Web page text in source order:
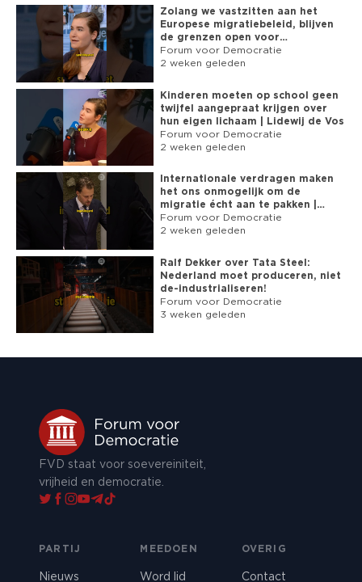
https://www.youtube.com/channel/UC9H9K7oSpte0uWBofdW4UiA?
sub_confirmation=1
Zolang we vastzitten aan het
Europese migratiebeleid, blijven
de grenzen open voor
asielzoekers
Forum voor Democratie
2 weken geleden
Kinderen moeten op school geen
twijfel aangepraat krijgen over
hun eigen lichaam | Lidewij de Vos
Forum voor Democratie
2 weken geleden
Internationale verdragen maken
het ons onmogelijk om de
migratie écht aan te pakken |
Russcher (FVD)
Forum voor Democratie
2 weken geleden
Ralf Dekker over Tata Steel:
Nederland moet produceren, niet
de-industrialiseren!
Forum voor Democratie
3 weken geleden
FVD staat voor soevereiniteit,
vrijheid en democratie.
PARTIJ
Nieuws
MEEDOEN
Word lid
OVERIG
Contact